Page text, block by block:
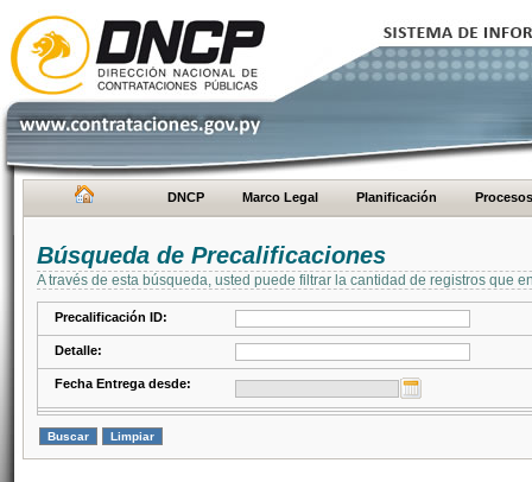
DNCP Marco Legal Planificación Procesos
Búsqueda de Precalificaciones
A través de esta búsqueda, usted puede filtrar la cantidad de registros que
Precalificación ID:
Detalle:
Fecha Entrega desde: